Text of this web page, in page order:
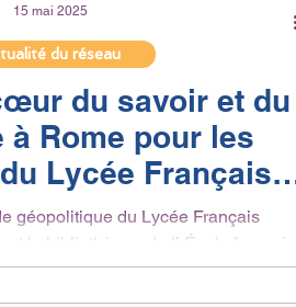
du savoir et du
à Rome pour les
Lycée Français
géopolitique du Lycée Français
la bibliothèque de l’ École française
de Rome, qui...
du réseau
15 mai 2025